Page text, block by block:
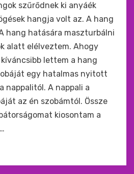
szűrődnek ki anyáék
hangja volt az. A hang
hang hatására maszturbálni
alatt elélveztem. Ahogy
lettem a hang
egy hatalmas nyitott
nappalitól. A nappali a
az én szobámtól. Össze
kiosontam a